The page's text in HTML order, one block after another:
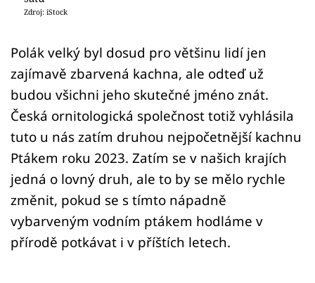
Zdroj: iStock
Polák velký byl dosud pro většinu lidí jen
zajímavě zbarvená kachna, ale odteď už
budou všichni jeho skutečné jméno znát.
Česká ornitologická společnost totiž vyhlásila
tuto u nás zatím druhou nejpočetnější kachnu
Ptákem roku 2023. Zatím se v našich krajích
jedná o lovný druh, ale to by se mělo rychle
změnit, pokud se s tímto nápadně
vybarveným vodním ptákem hodláme v
přírodě potkávat i v příštích letech.